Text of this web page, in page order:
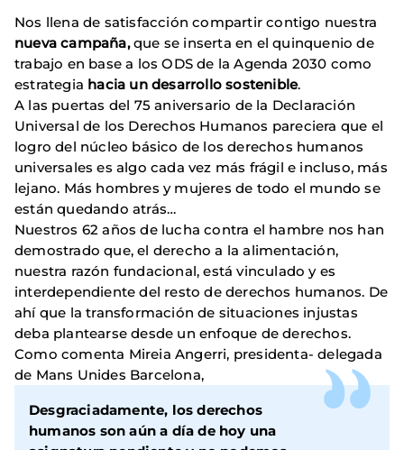
Nos llena de satisfacción compartir contigo nuestra
nueva campaña,que se inserta en el quinquenio de
trabajo en base a los ODS de la Agenda 2030 como
estrategia hacia un desarrollo sostenible.
A las puertas del 75 aniversario de la Declaración
Universal de los Derechos Humanos pareciera que el
logro del núcleo básico de los derechos humanos
universales es algo cada vez más frágil e incluso, más
lejano. Más hombres y mujeres de todo el mundo se
están quedando atrás…
Nuestros 62 años de lucha contra el hambre nos han
demostrado que, el derecho a la alimentación,
nuestra razón fundacional, está vinculado y es
interdependiente del resto de derechos humanos. De
ahí que la transformación de situaciones injustas
deba plantearse desde un enfoque de derechos.
Como comenta Mireia Angerri, presidenta- delegada
de Mans Unides Barcelona,
Desgraciadamente, los derechos
humanos son aún a día de hoy una